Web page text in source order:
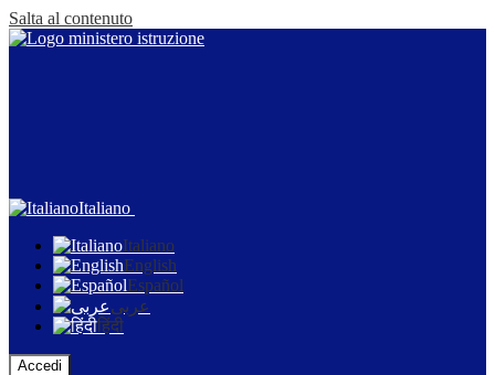
Salta al contenuto
Italiano
Italiano
English
Español
عربى
हिंदी
Accedi